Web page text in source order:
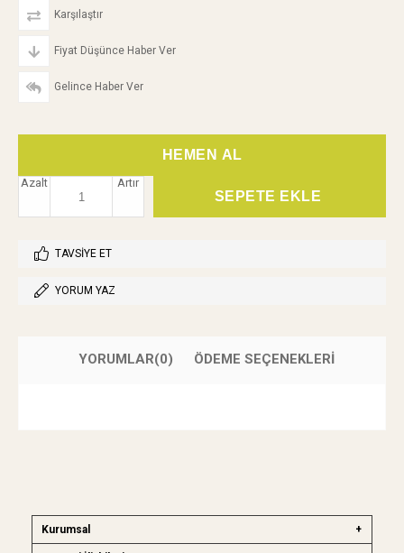
Karşılaştır
Fiyat Düşünce Haber Ver
Gelince Haber Ver
Artır
Azalt
TAVSIYE ET
YORUM YAZ
YORUMLAR(0) ÖDEME SEÇENEKLERI
Kurumsal